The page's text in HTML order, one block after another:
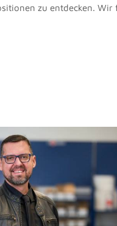
zu entdecken.